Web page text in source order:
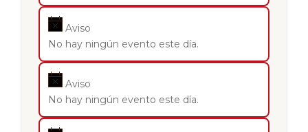
Aviso
No hay ningún evento este día.
Aviso
No hay ningún evento este día.